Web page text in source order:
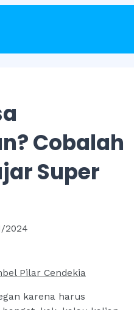
Cobalah
Super
2024
karena harus